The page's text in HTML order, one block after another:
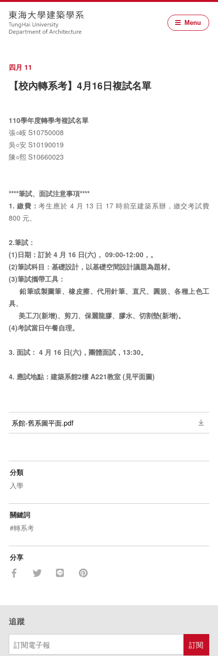
Menu
四月 11
【校內轉系考】4月16日複試名單
110學年度轉學考複試名單
張○峖 S10750008
吳○安 S10190019
陳○熙 S10660023
****筆試、面試注意事項****
1. 繳費：考生應於 4 月 13 日 17 時前至建築系辦，繳交考試費
800 元。
2.筆試：
(1)日期：訂於 4 月 16 日(六)， 09:00-12:00，。
(2)筆試科目：基礎設計，以基礎空間設計議題為題材。
(3)筆試攜帶工具：
鉛筆或製圖筆、橡皮擦、代用針筆、直尺、圓規、各種上色工
具、
美工刀(新增)、剪刀、保麗龍膠、膠水、切割墊(新增)。
(4)考試當日午餐自理。
3. 面試： 4 月 16 日(六)， 團體面試，13:30。
4. 應試地點：建築系館2樓 A221教室 (見平面圖)
系館-舊系圖平面.pdf
分類
入學
關鍵詞
#轉系考
分享
追蹤